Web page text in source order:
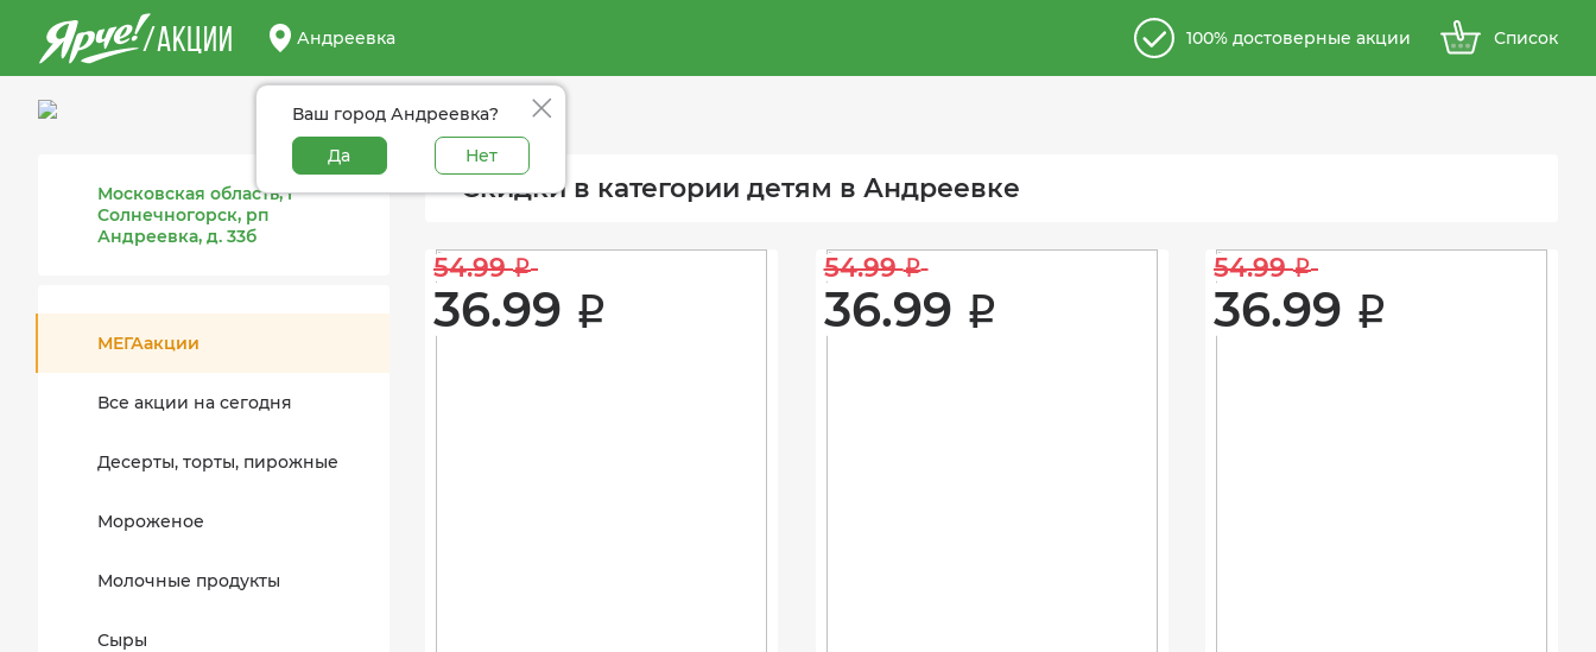
/АКЦИИ Андреевка
Ваш город Андреевка?
Да
Нет
100% достоверные акции Список
Московская область, г
Солнечногорск, рп
Андреевка, д. 33б
МЕГАакции
Все акции на сегодня
Десерты, торты, пирожные
Мороженое
Молочные продукты
Сыры
Скидки в категории детям в Андреевке
54.99 i
36.99 i
54.99 i
36.99 i
54.99 i
36.99 i